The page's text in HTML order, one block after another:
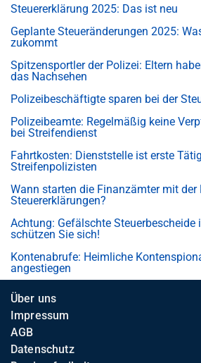
Steuererklärung 2025: Das ist neu
Geplante Steueränderungen 2025:
zukommt
Spitzensportler der Polizei: Eltern
das Nachsehen
Polizeibeschäftigte sparen bei der
Polizeibeamte: Regelmäßig keine
bei Streifendienst
Fahrtkosten: Dienststelle ist erste
Streifenpolizisten
Wann starten die Finanzämter mit der
Steuererklärungen?
Achtung: Gefälschte
schützen Sie sich!
Kontenabrufe: Heimliche
angestiegen
Über uns
Impressum
AGB
Datenschutz